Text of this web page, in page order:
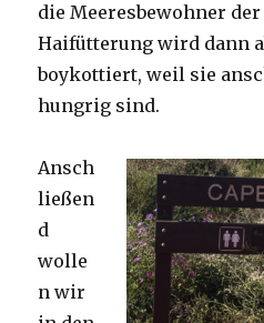
die Meeresbewohner der
Haifütterung wird dann
boykottiert, weil sie
hungrig sind.
Ansch
ließen
d
wolle
n wir